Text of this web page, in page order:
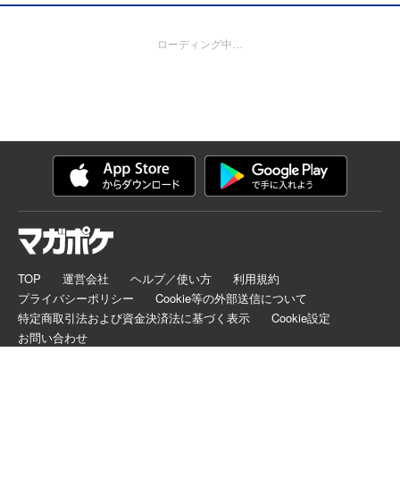
ローディング中…
TOP 運営会社 ヘルプ／使い方
利用規約
プライバシーポリシー
Cookie等の外部送信について
特定商取引法および資金決済法に基づく表示
Cookie設定
お問い合わせ